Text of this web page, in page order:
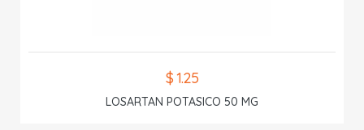
$ 1.25
LOSARTAN POTASICO 50 MG